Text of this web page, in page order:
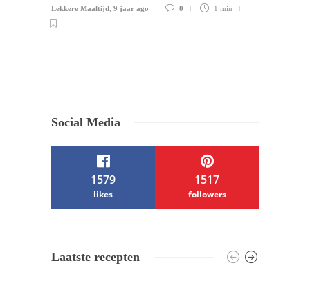
Lekkere Maaltijd 9 jaar ago 0 1 min
Social Media
1579
likes
1517
followers
Themes bySilicon Themes . Join us right
Laatste recepten